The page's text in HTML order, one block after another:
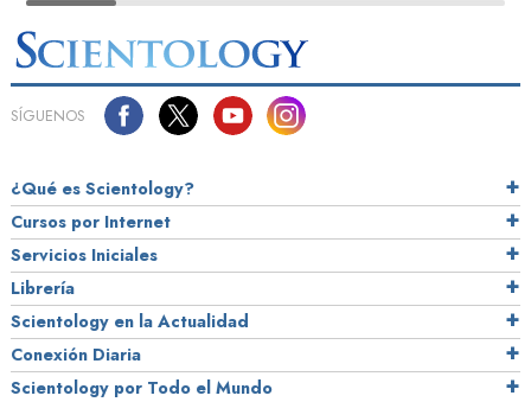
SÍGUENOS
¿Qué es Scientology?
Cursos por Internet
Servicios Iniciales
Librería
Scientology en la Actualidad
Conexión Diaria
Scientology por Todo el Mundo